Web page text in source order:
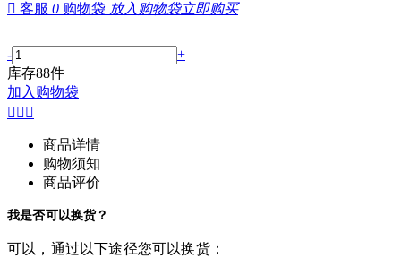
 客服 0 购物袋 放入购物袋立即购买
-
+
库存88件
加入购物袋
  
商品详情
购物须知
商品评价
我是否可以换货？
可以，通过以下途径您可以换货：